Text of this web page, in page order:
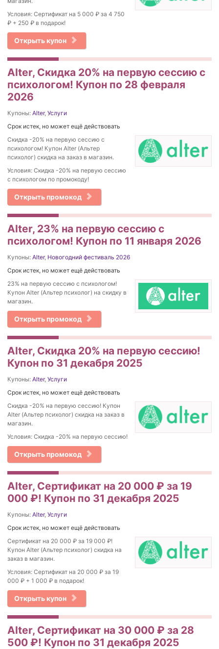
Условия: Сертификат на 5 000 ₽ за 4 750
₽ + 250 ₽ в подарок!
Открыть купон
Alter, Скидка 20% на первую сессию с
психологом! Купон по 28 февраля
2026
Купоны: Alter, Услуги
Срок истек, но может ещё действовать
Скидка -20% на первую сессию с
психологом! Купон Alter (Альтер
психолог) скидка на заказ в магазин.
Условия: Скидка -20% на первую сессию
с психологом по промокоду!
Открыть промокод
Alter, 23% на первую сессию с
психологом! Купон по 11 января 2026
Купоны: Alter, Новогодний фестиваль 2026
Срок истек, но может ещё действовать
23% на первую сессию с психологом!
Купон Alter (Альтер психолог) на скидку в
магазин.
Открыть промокод
Alter, Скидка 20% на первую сессию!
Купон по 31 декабря 2025
Купоны: Alter, Услуги
Срок истек, но может ещё действовать
Скидка -20% на первую сессию! Купон
Alter (Альтер психолог) скидка на заказ в
магазин.
Условия: Скидка -20% на первую сессию!
Открыть промокод
Alter, Сертификат на 20 000 ₽ за 19
000 ₽! Купон по 31 декабря 2025
Купоны: Alter, Услуги
Срок истек, но может ещё действовать
Сертификат на 20 000 ₽ за 19 000 ₽!
Купон Alter (Альтер психолог) скидка на
заказ в магазин.
Условия: Сертификат на 20 000 ₽ за 19
000 ₽ + 1 000 ₽ в подарок!
Открыть купон
Alter, Сертификат на 30 000 ₽ за 28
500 ₽! Купон по 31 декабря 2025